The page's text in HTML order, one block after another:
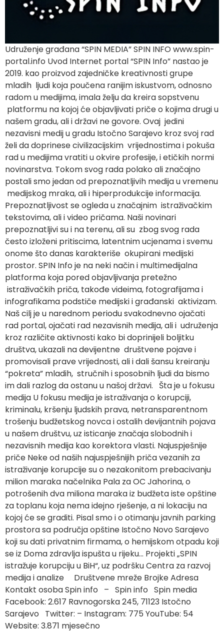
Udruženje građana “SPIN MEDIA” SPIN INFO www.spin-
portal.info Uvod Internet portal “SPIN Info” nastao je
2019. kao proizvod zajedničke kreativnosti grupe
mladih ljudi koja poučena ranijim iskustvom, odnosno
radom u medijima, imala želju da kreira sopstvenu
platformu na kojoj će objavljivati priče o kojima drugi u
našem gradu, ali i državi ne govore. Ovaj jedini
nezavisni medij u gradu Istočno Sarajevo kroz svoj rad
želi da doprinese civilizacijskim vrijednostima i pokuša
rad u medijima vratiti u okvire profesije, i etičkih normi
novinarstva. Tokom svog rada polako ali značajno
postali smo jedan od prepoznatljivih medija u vremenu
medijskog mraka, ali i hiperprodukcije informacija.
Prepoznatljivost se ogleda u značajnim istraživačkim
tekstovima, ali i video pričama. Naši novinari
prepoznatljivi su i na terenu, ali su zbog svog rada
često izloženi pritiscima, latentnim ucjenama i svemu
onome što danas karakteriše okupirani medijski
prostor. SPIN Info je na neki način i multimedijalna
platforma koja pored objavljivanja pretežno
istraživačkih priča, takođe videima, fotografijama i
infografikama podstiče medijski i građanski aktivizam.
Naš cilj je u narednom periodu svakodnevno ojačati
rad portal, ojačati rad nezavisnih medija, ali i udruženja
kroz različite aktivnosti kako bi doprinijeli boljitku
društva, ukazali na devijentne društvene pojave i
promovisali prave vrijednosti, ali i dali šansu kreiranju
“pokreta” mladih, stručnih i sposobnih ljudi da bismo
im dali razlog da ostanu u našoj državi. Šta je u fokusu
medija U fokusu medija je istraživanja o korupciji,
kriminalu, kršenju ljudskih prava, netransparentnom
trošenju budžetskog novca i ostalih devijantnih pojava
u našem društvu, uz isticanje značaja slobodnih i
nezavisnih medija kao korektora vlasti. Najuspješnije
priče Neke od naših najuspješnijih priča vezanih za
istraživanje korupcije su o nezakonitom prebacivanju
milion maraka načelnika Pala za OC Jahorina, o
potrošenih dva miliona maraka iz budžeta iste opštine
za toplanu koja nema idejno rješenje, a ni lokaciju na
kojoj će se graditi. Pisal smo i o otimanju javnih parking
prostora sa područja opštine Istočno Novo Sarajevo
koji su dati privatnim firmama, o hemijskom otpadu koji
se iz Doma zdravlja ispušta u rijeku… Projekti „SPIN
istražuje korupciju u BiH“, uz podršku Centra za razvoj
medija i analize Društvene mreže Brojke Adresa
Kontakt osoba Spin info – Spin info Spin media
Facebook: 2.617 Ravnogorska 245, 71123 Istočno
Sarajevo Twitter: – Instagram: 775 YouTube: 54
Website: 3.871 mjesečno